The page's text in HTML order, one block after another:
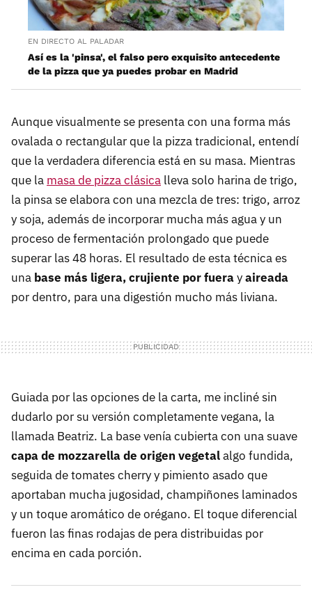
EN DIRECTO AL PALADAR
Así es la 'pinsa', el falso pero exquisito antecedente
de la pizza que ya puedes probar en Madrid
Aunque visualmente se presenta con una forma más
ovalada o rectangular que la pizza tradicional, entendí
que la verdadera diferencia está en su masa. Mientras
que la masa de pizza clásica lleva solo harina de trigo,
la pinsa se elabora con una mezcla de tres: trigo, arroz
y soja, además de incorporar mucha más agua y un
proceso de fermentación prolongado que puede
superar las 48 horas. El resultado de esta técnica es
una base más ligera, crujiente por fuerayaireada
por dentro, para una digestión mucho más liviana.
Guiada por las opciones de la carta, me incliné sin
dudarlo por su versión completamente vegana, la
llamada Beatriz. La base venía cubierta con una suave
capa de mozzarella de origen vegetalalgo fundida,
seguida de tomates cherry y pimiento asado que
aportaban mucha jugosidad, champiñones laminados
y un toque aromático de orégano. El toque diferencial
fueron las finas rodajas de pera distribuidas por
encima en cada porción.